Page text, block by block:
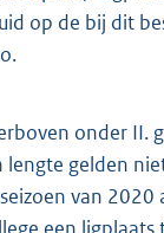
op de bij dit
onder II.
lengte gelden
van